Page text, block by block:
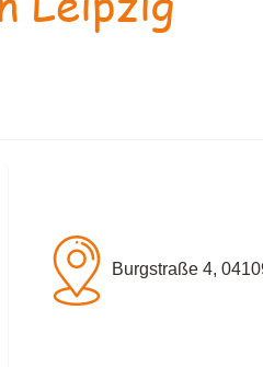
Burgstraße 4,